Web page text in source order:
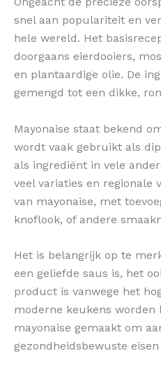
snel aan populariteit en
hele wereld. Het
doorgaans eierdooiers,
en plantaardige olie. De
gemengd tot een dikke,
Mayonaise staat bekend
wordt vaak gebruikt als
als ingrediënt in vele
veel variaties en regionale
van mayonaise, met
knoflook, of andere
Het is belangrijk op te
een geliefde saus is, het
product is vanwege het
moderne keukens worden
mayonaise gemaakt om
gezondheidsbewuste